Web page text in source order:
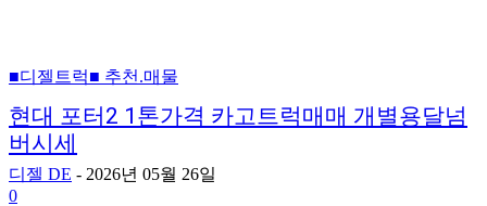
■디젤트럭■ 추천.매물
현대 포터2 1톤가격 카고트럭매매 개별용달넘
버시세
디젤 DE - 2026년 05월 26일
0